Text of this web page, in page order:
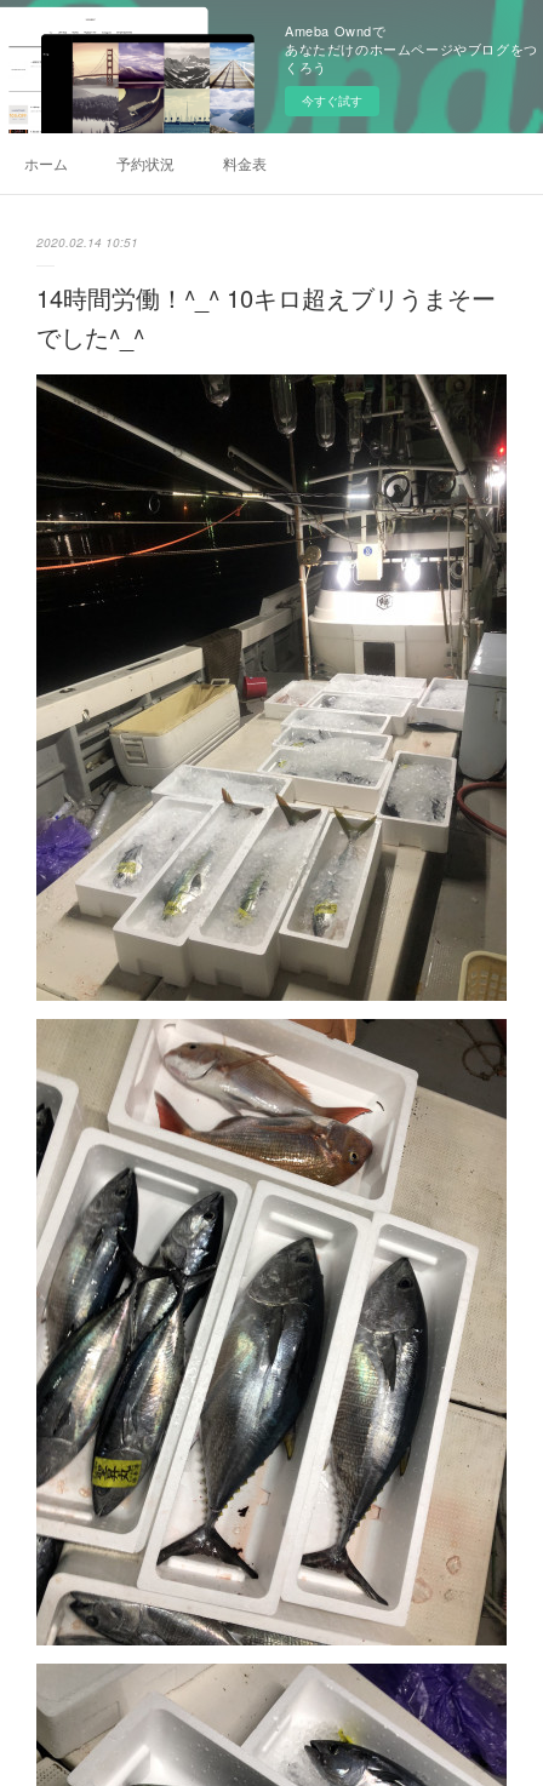
Ameba Owndで
あなただけのホームページやブログをつ
くろう
今すぐ試す
ホーム 予約状況 料金表
2020.02.14 10:51
14時間労働！^_^ 10キロ超えブリうまそー
でした^_^